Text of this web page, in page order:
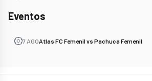
Eventos
7 AGOAtlas FC Femenil vs Pachuca Femenil